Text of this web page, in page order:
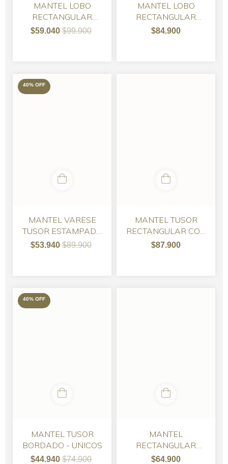
MANTEL LOBO
RECTANGULAR
LIENZO TUSOR
$59.040$99.900
MANTEL LOBO
RECTANGULAR
LIENZO TUSOR CON
$84.900
40% OFF
MANTEL VARESE
TUSOR ESTAMPADO
CON RELIEVE
$53.940$89.900
MANTEL TUSOR
RECTANGULAR CON
PENACHOS
$87.900
40% OFF
MANTEL TUSOR
BORDADO - UNICOS
$44.940$74.900
MANTEL
RECTANGULAR
TUSOR - VARIOS
$64.900